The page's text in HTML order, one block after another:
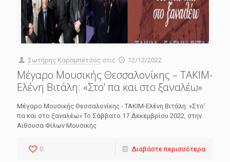
Σωτήρης Καραμπέτσος στις 12/12/2022
Μέγαρο Μουσικής Θεσσαλονίκης – ΤΑΚΙΜ-
Ελένη Βιτάλη: «Στο’ πα και στο ξαναλέω»
Μέγαρο Μουσικής Θεσσαλονίκης - ΤΑΚΙΜ-Ελένη Βιτάλη: «Στο’
πα και στο ξαναλέω» Το Σάββατο 17 Δεκεμβρίου 2022, στην
Αίθουσα Φίλων Μουσικής
0 Διαβάστε περισσότερα